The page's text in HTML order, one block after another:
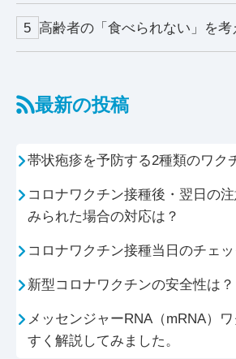
高齢者の「食べられない」を考
最新の投稿
帯状疱疹を予防する2種類のワク
コロナワクチン接種後・翌日の
みられた場合の対応は？
コロナワクチン接種当日のチェ
新型コロナワクチンの安全性は？
メッセンジャーRNA（mRNA）
すく解説してみました。